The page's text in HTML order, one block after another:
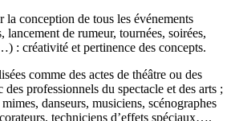
la conception de tous les événements
lancement de rumeur, tournées, soirées,
: créativité et pertinence des concepts.
comme des actes de théâtre ou des
des professionnels du spectacle et des arts ;
danseurs, musiciens, scénographes
techniciens d’effets spéciaux….